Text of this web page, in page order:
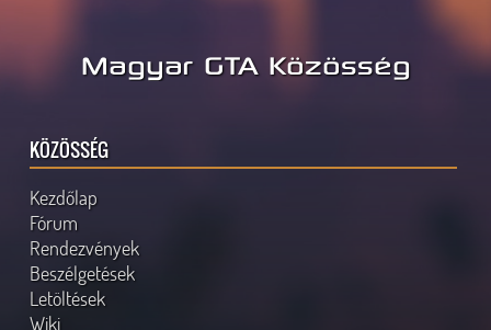
Magyar GTA Közösség
KÖZÖSSÉG
Kezdőlap
Fórum
Rendezvények
Beszélgetések
Letöltések
Wiki